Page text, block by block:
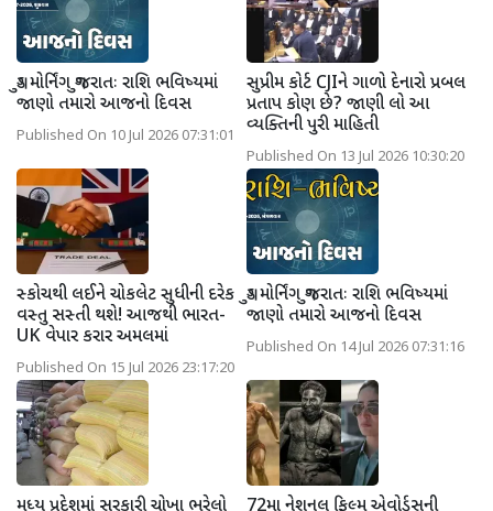
ગુડ મોર્નિંગ ગુજરાતઃ રાશિ ભવિષ્યમાં
જાણો તમારો આજનો દિવસ
Published On 10 Jul 2026 07:31:01
સુપ્રીમ કોર્ટ CJIને ગાળો દેનારો પ્રબલ
પ્રતાપ કોણ છે? જાણી લો આ
વ્યક્તિની પુરી માહિતી
Published On 13 Jul 2026 10:30:20
સ્કોચથી લઈને ચોકલેટ સુધીની દરેક
વસ્તુ સસ્તી થશે! આજથી ભારત-
UK વેપાર કરાર અમલમાં
Published On 15 Jul 2026 23:17:20
ગુડ મોર્નિંગ ગુજરાતઃ રાશિ ભવિષ્યમાં
જાણો તમારો આજનો દિવસ
Published On 14 Jul 2026 07:31:16